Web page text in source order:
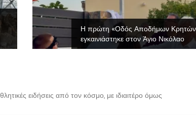
Η πρώτη «Οδός Αποδήμων Κρητών»
εγκαινιάστηκε στον Άγιο Νικόλαο
ειδήσεις από τον κόσμο, με ιδιαιτέρο όμως